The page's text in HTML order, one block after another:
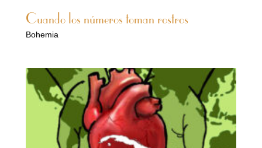
Cuando los números toman rostros
Bohemia